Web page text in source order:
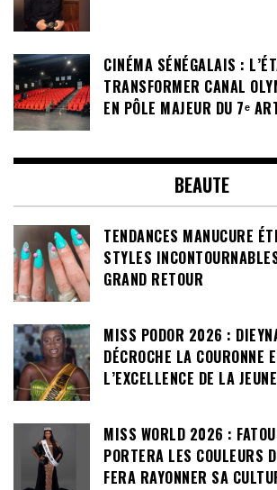
CINÉMA SÉNÉGALAIS :
TRANSFORMER CANAL
EN PÔLE MAJEUR DU 7ᵉ
BEAUTE
TENDANCES MANUCURE
STYLES
GRAND RETOUR
MISS PODOR 2026 :
DÉCROCHE LA COURONNE
L’EXCELLENCE DE LA
MISS WORLD 2026 :
PORTERA LES COULEURS
FERA RAYONNER SA